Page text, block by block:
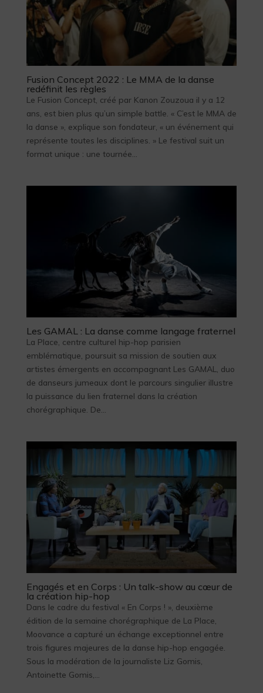
Fusion Concept 2022 : Le MMA de la danse
redéfinit les règles
Le Fusion Concept, créé par Kanon Zouzoua il y a 12
ans, est bien plus qu’un simple battle. « C’est le MMA de
la danse », explique son fondateur, « un événement qui
représente toutes les disciplines. » Le festival suit un
format unique : une tournée...
Les GAMAL : La danse comme langage fraternel
La Place, centre culturel hip-hop parisien
emblématique, poursuit sa mission de soutien aux
artistes émergents en accompagnant Les GAMAL, duo
de danseurs jumeaux dont le parcours singulier illustre
la puissance du lien fraternel dans la création
chorégraphique. De...
Engagés et en Corps : Un talk-show au cœur de
la création hip-hop
Dans le cadre du festival « En Corps ! », deuxième
édition de la semaine chorégraphique de La Place,
Moovance a capturé un échange exceptionnel entre
trois figures majeures de la danse hip-hop engagée.
Sous la modération de la journaliste Liz Gomis,
Antoinette Gomis,...